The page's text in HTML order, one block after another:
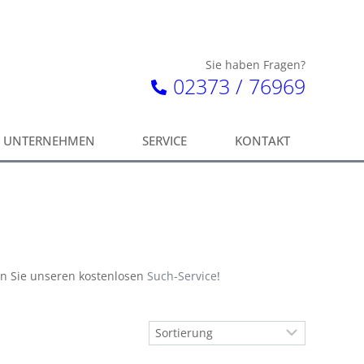
Sie haben Fragen?
02373 / 76969
UNTERNEHMEN SERVICE KONTAKT
Sie unseren kostenlosen Such-Service!